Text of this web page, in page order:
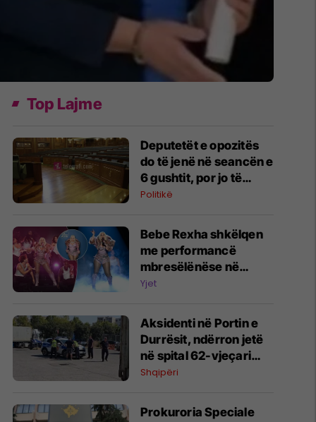
Top Lajme
Deputetët e opozitës
do të jenë në seancën e
6 gushtit, por jo të
gjithë mbështesin
Politikë
Bebe Rexha shkëlqen
me performancë
mbresëlënëse në
emisionin e famshëm
Show" të Jimmy Fallon
Yjet
Aksidenti në Portin e
Durrësit, ndërron jetë
në spital 62-vjeçari
nga Kosova
Shqipëri
Prokuroria Speciale